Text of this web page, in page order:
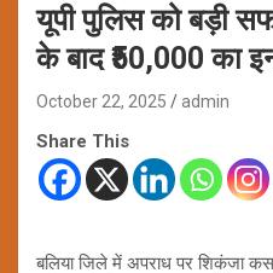
यूपी पुलिस को बड़ी
के बाद ₹50,000 का
October 22, 2025 admin
Share This
बलिया जिले में अपराध पर शिकंजा